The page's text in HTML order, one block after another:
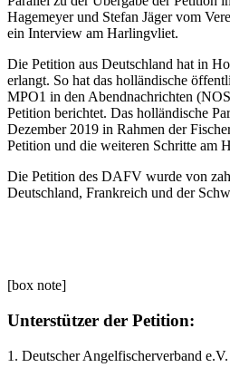
Hagemeyer und Stefan Jäger vom
ein Interview am Harlingvliet.
Die Petition aus Deutschland hat in
erlangt. So hat das holländische
MPO1 in den Abendnachrichten
Petition berichtet. Das holländische
Dezember 2019 in Rahmen der
Petition und die weiteren Schritte am
Die Petition des DAFV wurde von
Deutschland, Frankreich und der
[box note]
Unterstützer der Petition:
1. Deutscher Angelfischerverband e.V.